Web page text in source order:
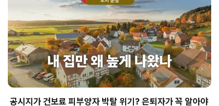
공시지가 건보료 피부양자 박탈 위기? 은퇴자가 꼭 알아야